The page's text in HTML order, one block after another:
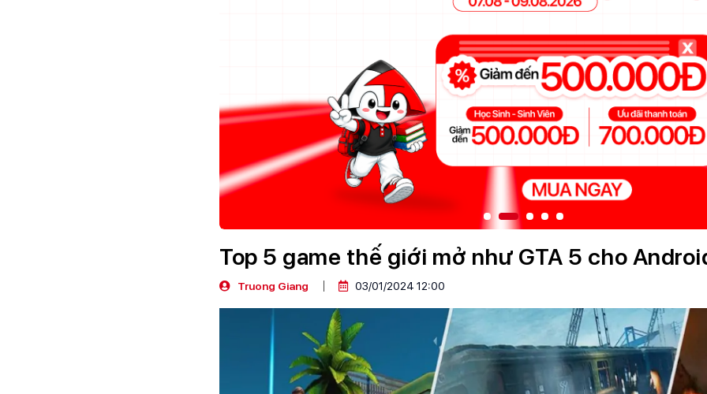
Top 5 game thế giới mở như GTA 5 cho
Truong Giang 03/01/2024 12:00